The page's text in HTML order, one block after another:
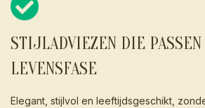
STIJLADVIEZEN DIE
LEVENSFASE
Elegant, stijlvol en leeftijdsgeschikt,